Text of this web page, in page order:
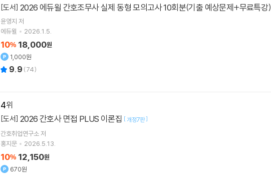
[도서] 2026 에듀윌 간호조무사 실제 동형 모의고사 10회분(기출 예상문제+무료특강)
윤영지 저
에듀윌
2026.1.5.
10% 18,000원
1,000원
9.9 (74)
4
[도서] 2026 간호사 면접 PLUS 이론집 [개정7판]
간호취업연구소저
홍지문
2026.5.13.
10% 12,150원
670원